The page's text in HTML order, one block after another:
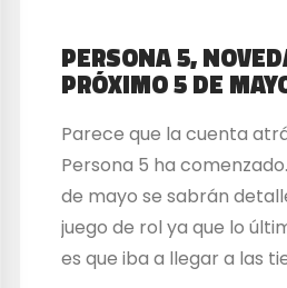
PERSONA 5,
PRÓXIMO 5 DE
Parece que la cuenta
Persona 5 ha
de mayo se sabrán
juego de rol ya que lo
es que iba a llegar a las